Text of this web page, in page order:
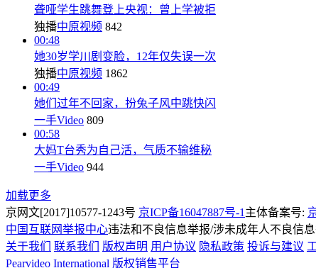
聋哑学生跳舞登上央视：曾上学被拒
独播中原视频 842
00:48
她30岁学川剧变脸，12年仅失误一次
独播中原视频 1862
00:49
她们过年不回家，扮兔子风中跳快闪
一手Video 809
00:58
大妈T台秀为自己活，气质不输维秘
一手Video 944
加载更多
京网文[2017]10577-1243号 京ICP备16047887号-1 主体备案号:
中国互联网举报中心违法和不良信息举报/涉未成年人不良信
关于我们
联系我们 版权声明 用户协议 隐私政策 投诉与建议
Pearvideo International 版权销售平台